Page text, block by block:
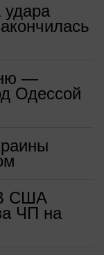
удара
—
Одессой
В США
ЧП на